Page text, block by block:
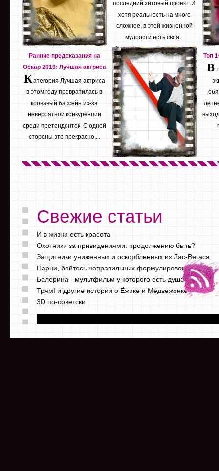
Ранние предсказания на
Оскар 2019: Лучшая актриса
Категория Лучшая актриса
в этом году превратилась в
кровавый бассейн из-за
невероятной конкуренции
среди претенденток. С одной
стороны это прекрасно,...
последний хитовый проект. И
хотя реальность на много
сложнее, в этой жизненной
мудрости есть своя...
Топ
В
Свежие статьи
И в жизни есть красота
Охотники за привидениями: продолжению быть?
Защитники униженных и оскорбленных из Лас-Вегаса
Парни, бойтесь неправильных формулировок
Балерина - мультфильм у которого есть душа
Трям! и другие истории о Ёжике и Медвежонке
3D по-советски